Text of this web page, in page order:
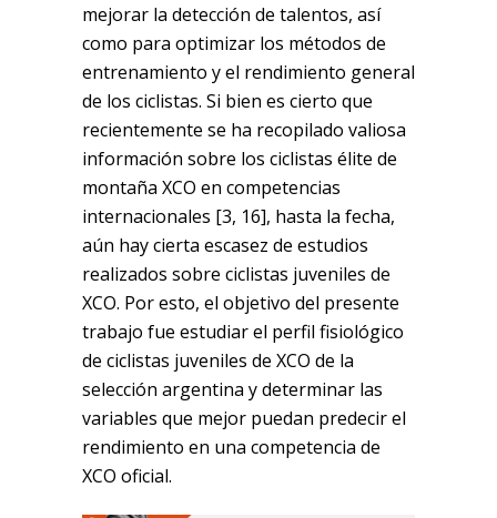
mejorar la detección de talentos, así
como para optimizar los métodos de
entrenamiento y el rendimiento general
de los ciclistas. Si bien es cierto que
recientemente se ha recopilado valiosa
información sobre los ciclistas élite de
montaña XCO en competencias
internacionales [3, 16], hasta la fecha,
aún hay cierta escasez de estudios
realizados sobre ciclistas juveniles de
XCO. Por esto, el objetivo del presente
trabajo fue estudiar el perfil fisiológico
de ciclistas juveniles de XCO de la
selección argentina y determinar las
variables que mejor puedan predecir el
rendimiento en una competencia de
XCO oficial.